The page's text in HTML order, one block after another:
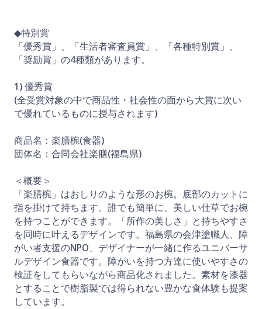
◆特別賞
「優秀賞」、「生活者審査員賞」、「各種特別賞」、
「奨励賞」の4種類があります。
1) 優秀賞
(全受賞対象の中で商品性・社会性の面から大賞に次い
で優れているものに授与されます)
商品名：楽膳椀(食器)
団体名：合同会社楽膳(福島県)
＜概要＞
「楽膳椀」はおしりのような形のお椀。底部のカットに
指を掛けて持ちます。誰でも簡単に、美しい仕草でお椀
を持つことができます。「所作の美しさ」と持ちやすさ
を同時に叶えるデザインです。福島県の会津塗職人、障
がい者支援のNPO、デザイナーが一緒に作るユニバーサ
ルデザイン食器です。障がいを持つ方達に使いやすさの
検証をしてもらいながら商品化されました。素材を漆器
とすることで樹脂製では得られない豊かな食体験も提案
しています。